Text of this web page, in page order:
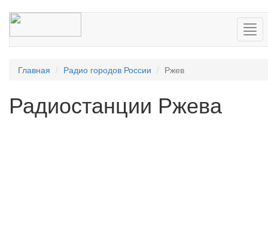
Главная Радио городов России Ржев
Радиостанции Ржева